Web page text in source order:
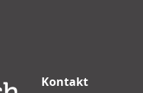
Kontakt